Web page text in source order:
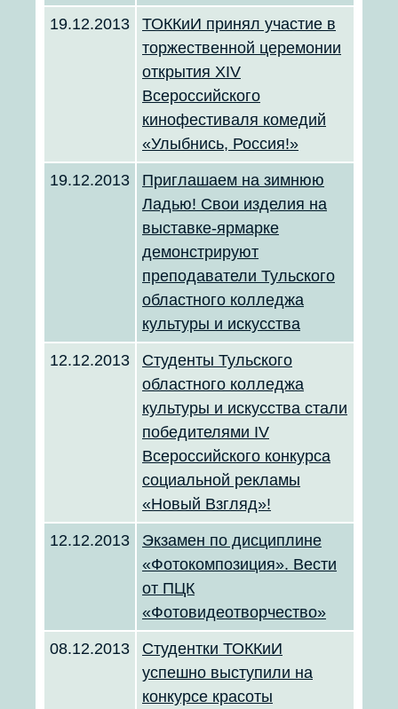
19.12.2013
ТОККиИ принял участие в
торжественной церемонии
открытия ХIV
Всероссийского
кинофестиваля комедий
«Улыбнись, Россия!»
19.12.2013
Приглашаем на зимнюю
Ладью! Свои изделия на
выставке-ярмарке
демонстрируют
преподаватели Тульского
областного колледжа
культуры и искусства
12.12.2013
Студенты Тульского
областного колледжа
культуры и искусства стали
победителями IV
Всероссийского конкурса
социальной рекламы
«Новый Взгляд»!
12.12.2013
Экзамен по дисциплине
«Фотокомпозиция». Вести
от ПЦК
«Фотовидеотворчество»
08.12.2013
Студентки ТОККиИ
успешно выступили на
конкурсе красоты